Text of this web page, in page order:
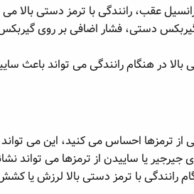
عقب، رانندگی با ترمز دستی بالا
دستی، فشار اضافی بر روی
در هنگام رانندگی می تواند باعث
از ترمزها احساس می کنید، این می
جیرجیر یا ساییدن از ترمزها می تواند
رانندگی با ترمز دستی بالا لرزش یا